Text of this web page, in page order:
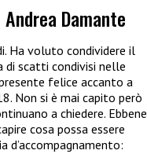
Damante
Ha voluto condividere il
di scatti condivisi nelle
felice accanto a
Non si è mai capito però
a chiedere. Ebbene
cosa possa essere
d’accompagnamento: